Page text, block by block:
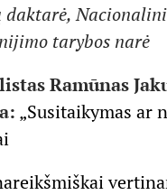
daktarė,
tarybos narė
Ramūnas
„Susitaikymas ar